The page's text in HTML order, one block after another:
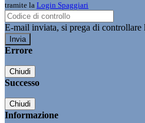
tramite la Login Spaggiari
E-mail inviata, si prega di controllare
Errore
Chiudi
Successo
Chiudi
Informazione